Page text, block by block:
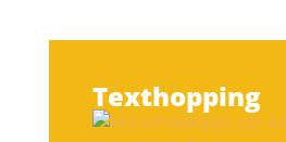
Texthopping